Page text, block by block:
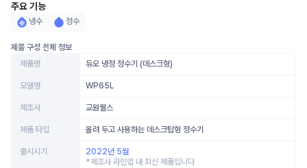
주요 기능
냉수 정수
제품 구성 전체 정보
제품명
듀오 냉정 정수기 (데스크형)
모델명 WP65L
제조사 교원웰스
제품 타입 올려 두고 사용하는 데스크탑형 정수기
출시시기
2022년 5월
*제조사 라인업 내 최신 제품입니다